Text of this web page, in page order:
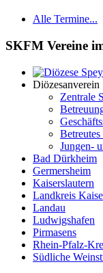
Alle Termine...
SKFM Vereine
Diözesanverein
Zentrale
Jungen-
Bad Dürkheim
Germersheim
Kaiserslautern
Landkreis
Landau
Ludwigshafen
Pirmasens
Rhein-Pfalz-
Südliche